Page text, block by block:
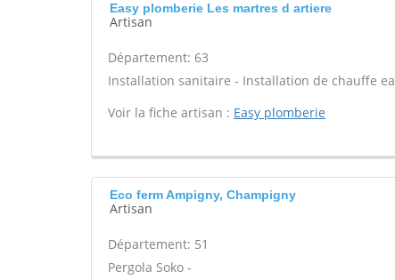
Easy plomberie Les martres d artiere
Artisan
Département: 63
Installation sanitaire - Installation de chauffe
Voir la fiche artisan : Easy plomberie
Eco ferm Ampigny, Champigny
Artisan
Département: 51
Pergola Soko -